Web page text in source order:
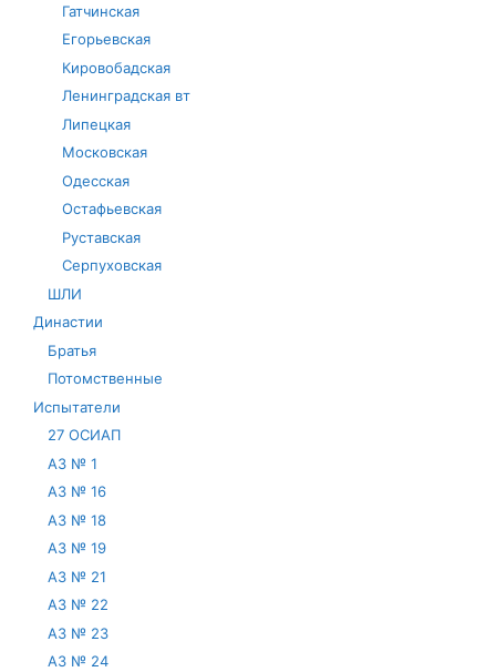
Гатчинская
Егорьевская
Кировобадская
Ленинградская вт
Липецкая
Московская
Одесская
Остафьевская
Руставская
Серпуховская
ШЛИ
Династии
Братья
Потомственные
Испытатели
27 ОСИАП
АЗ № 1
АЗ № 16
АЗ № 18
АЗ № 19
АЗ № 21
АЗ № 22
АЗ № 23
АЗ № 24